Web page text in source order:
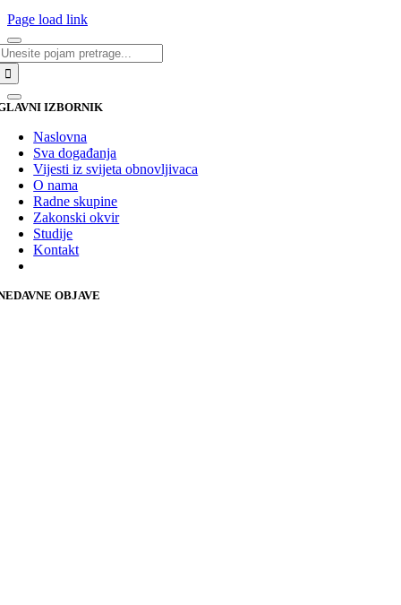
Page load link
IZBORNIK
Naslovna
Sva događanja
Vijesti iz svijeta obnovljivaca
O nama
Radne skupine
Zakonski okvir
Studije
Kontakt
OBJAVE